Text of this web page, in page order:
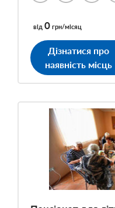
від 0 грн/місяц
Дізнатися про
наявність місць